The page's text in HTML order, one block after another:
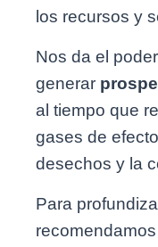
los recursos y
Nos da el
generar
al tiempo que
gases de
desechos y la
Para